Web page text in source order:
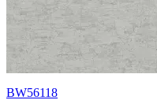
BW56118